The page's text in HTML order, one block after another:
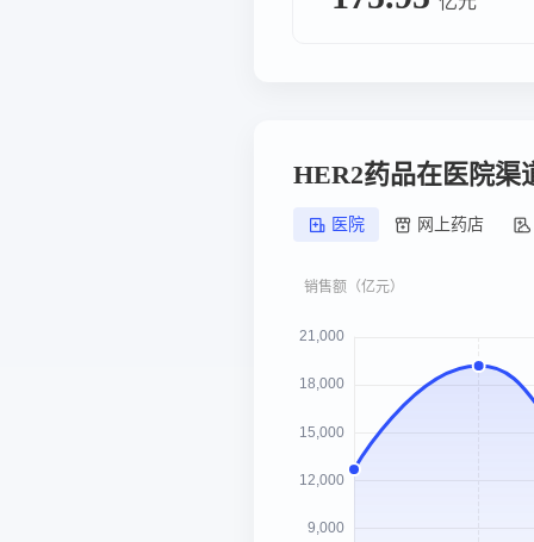
HER2药品在医院渠
医院 网上药店